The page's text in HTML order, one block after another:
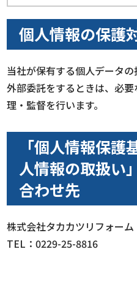
個人情報の保護
当社が保有する個人データ
外部委託をするときは、必
理・監督を行います。
「個人情報保
人情報の取扱い
合わせ先
株式会社タカカツリフォーム
TEL：0229-25-8816